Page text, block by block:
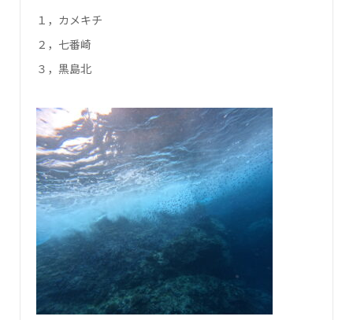
１，カメキチ
２，七番崎
３，黒島北